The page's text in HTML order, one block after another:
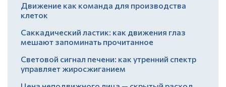
Движение как команда для производства
клеток
Саккадический ластик: как движения глаз
мешают запоминать прочитанное
Световой сигнал печени: как утренний спектр
управляет жиросжиганием